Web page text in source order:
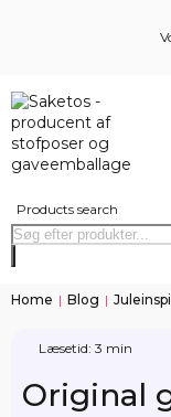
Products search
Home | Blog |
Læsetid: 3 min
Original